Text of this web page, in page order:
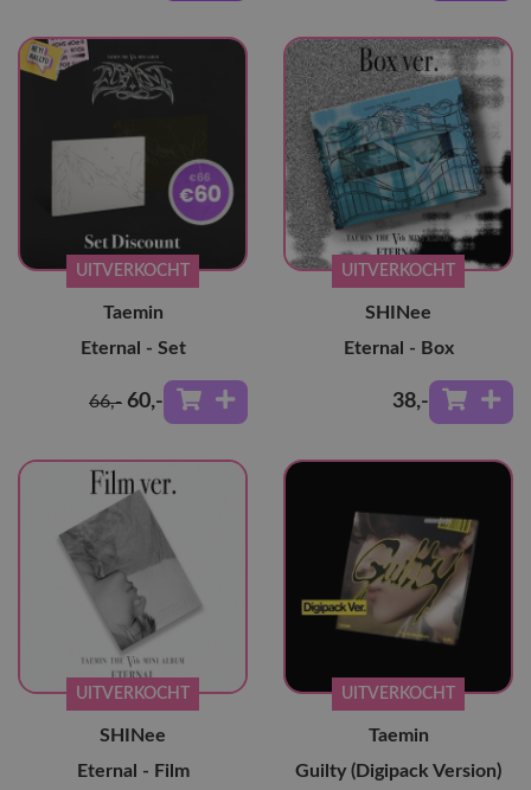
UITVERKOCHT
Taemin
Eternal - Set
66,- 60,-
UITVERKOCHT
SHINee
Eternal - Box
38,-
UITVERKOCHT
SHINee
Eternal - Film
UITVERKOCHT
Taemin
Guilty (Digipack Version)